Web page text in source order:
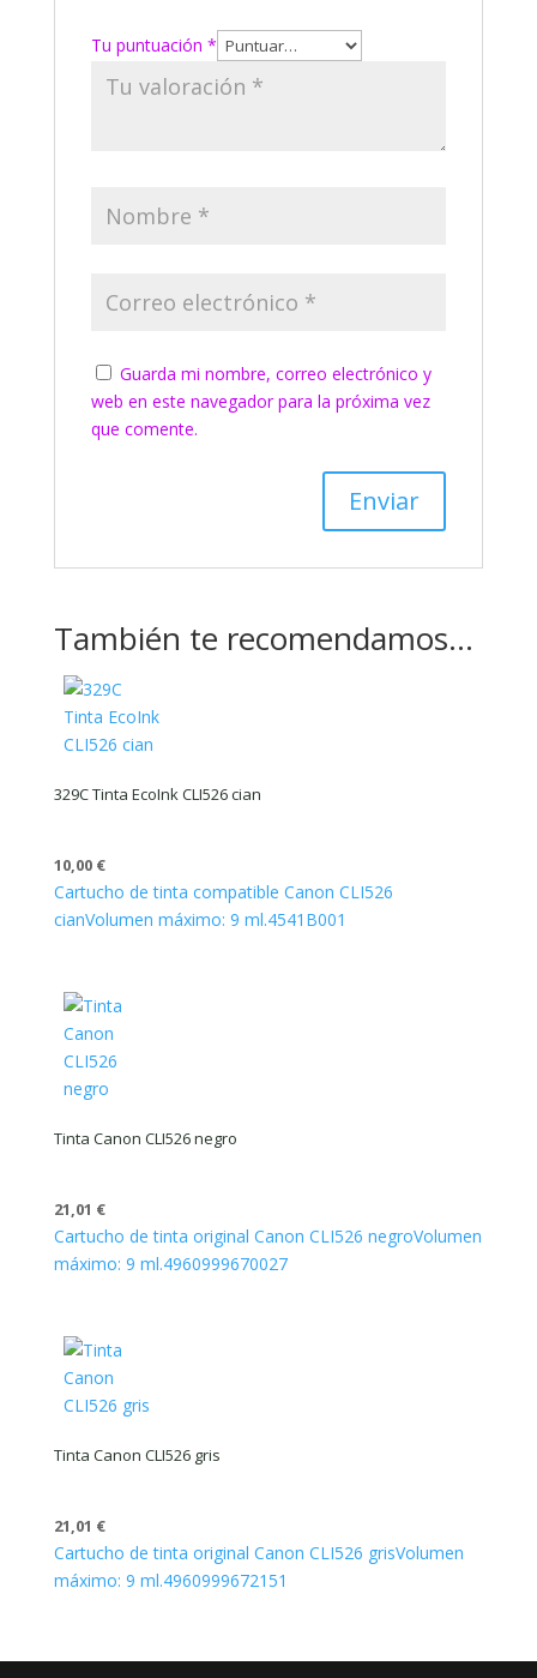
Tu puntuación *
Guarda mi nombre, correo electrónico y
web en este navegador para la próxima vez
que comente.
También te recomendamos…
329C Tinta EcoInk CLI526 cian
10,00 €
Cartucho de tinta compatible Canon CLI526
cianVolumen máximo: 9 ml.4541B001
Tinta Canon CLI526 negro
21,01 €
Cartucho de tinta original Canon CLI526 negroVolumen
máximo: 9 ml.4960999670027
Tinta Canon CLI526 gris
21,01 €
Cartucho de tinta original Canon CLI526 grisVolumen
máximo: 9 ml.4960999672151